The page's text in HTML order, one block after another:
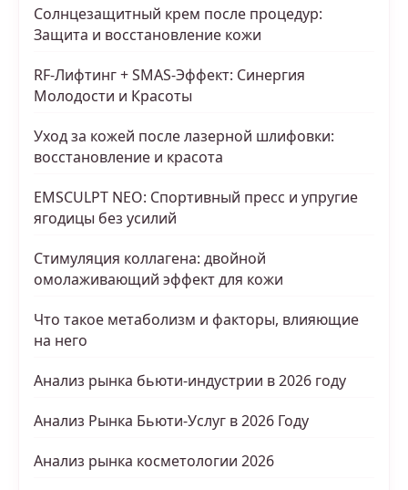
Солнцезащитный крем после процедур:
Защита и восстановление кожи
RF-Лифтинг + SMAS-Эффект: Синергия
Молодости и Красоты
Уход за кожей после лазерной шлифовки:
восстановление и красота
EMSCULPT NEO: Спортивный пресс и упругие
ягодицы без усилий
Стимуляция коллагена: двойной
омолаживающий эффект для кожи
Что такое метаболизм и факторы, влияющие
на него
Анализ рынка бьюти-индустрии в 2026 году
Анализ Рынка Бьюти-Услуг в 2026 Году
Анализ рынка косметологии 2026